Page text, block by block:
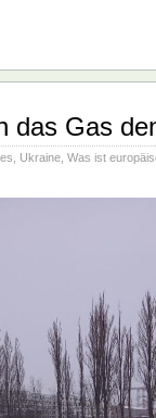
das Gas
, Ukraine, Was ist